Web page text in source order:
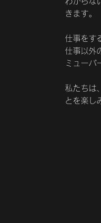
きます。
仕事をす
仕事以外
ミューパ
私たちは
とを楽し